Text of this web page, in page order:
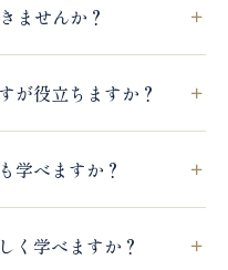
ませんか？
が役立ちますか？
学べますか？
く学べますか？